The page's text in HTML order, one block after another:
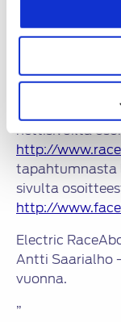
suuntaan
saavutusta
Epävirallisen
ollut paikalla.
Tarkemmin
nettisivuilta
http://
tapahtumnasta
sivulta
http://
Electric
Antti Saarialho
vuonna.
”